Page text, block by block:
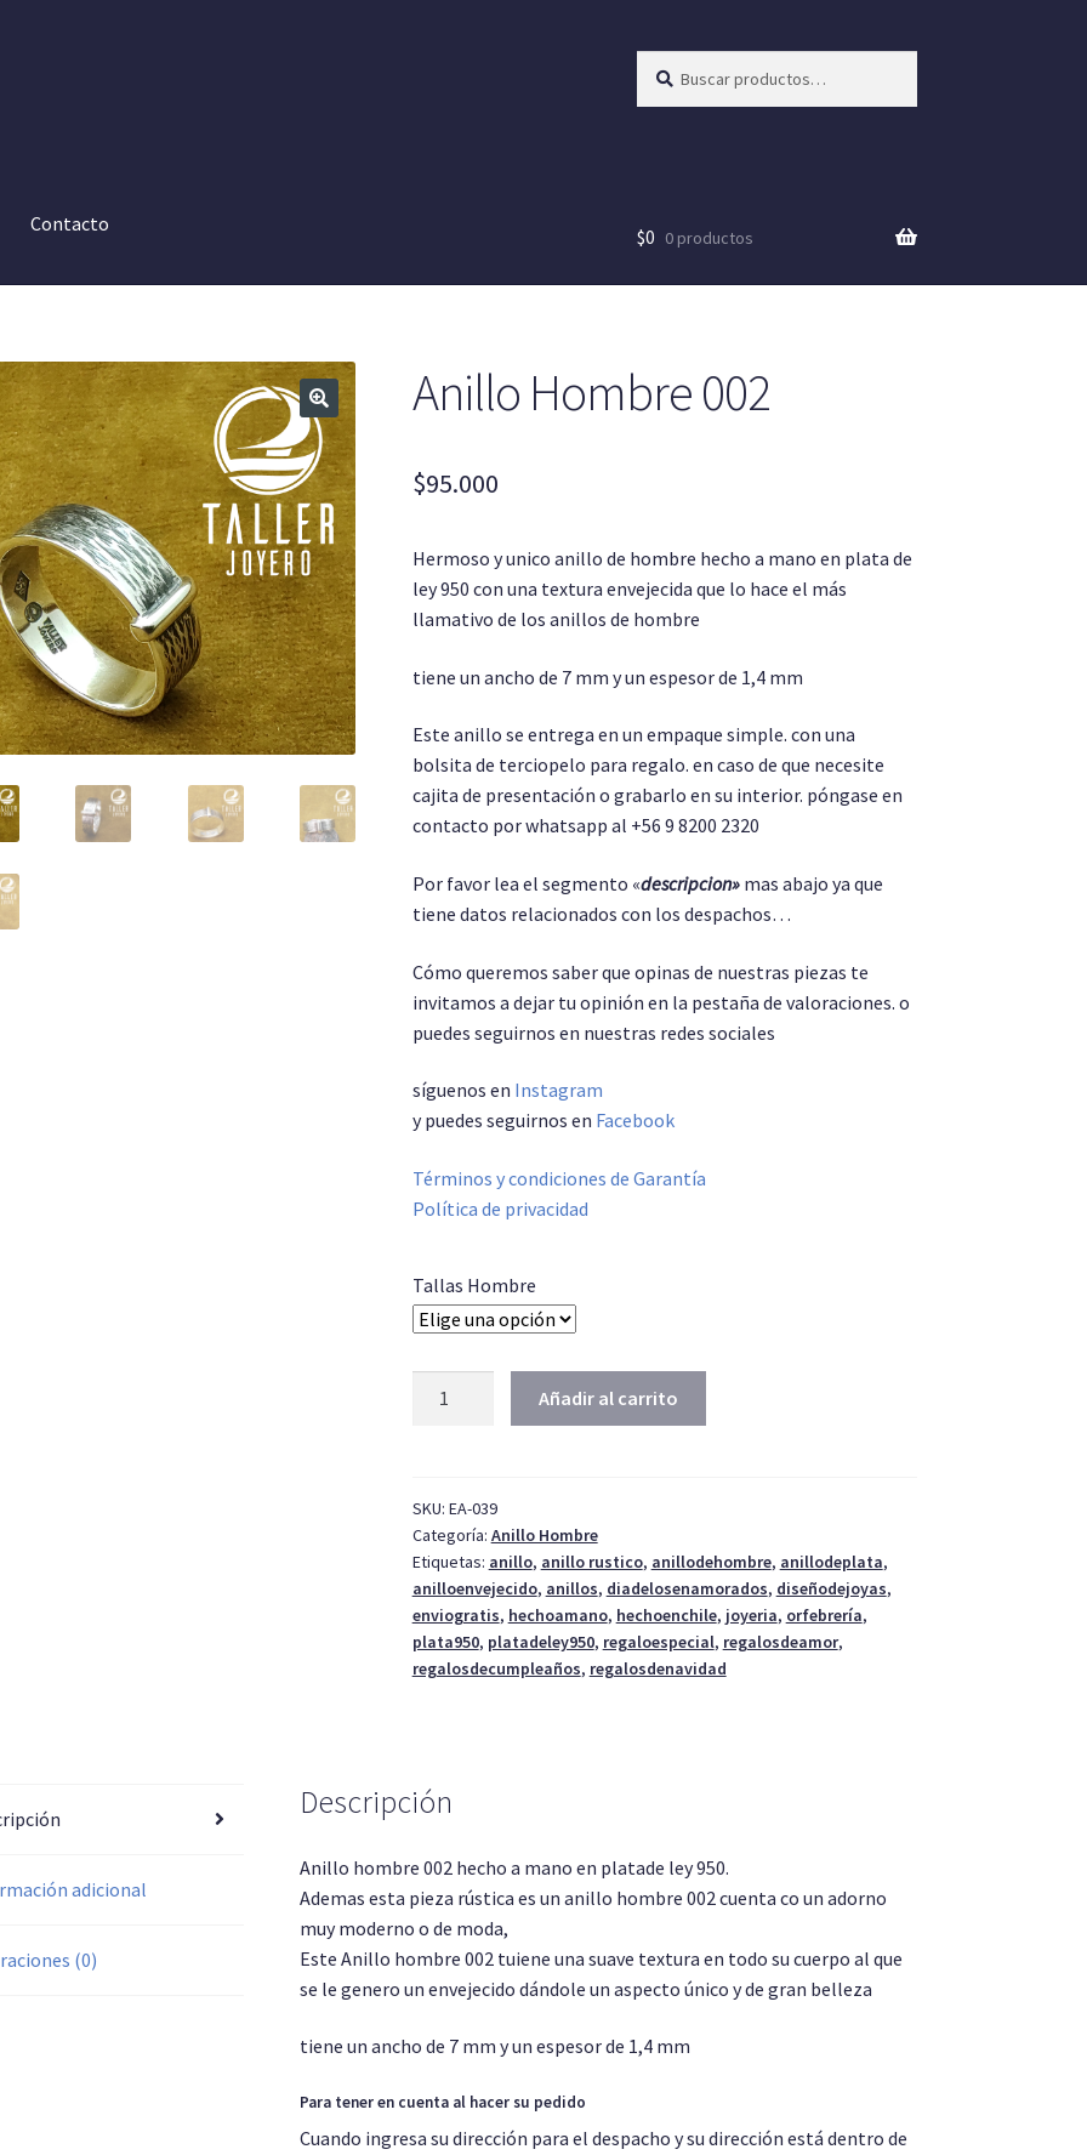
por:
Contacto
$0 0 productos
Anillo Hombre 002
$95.000
Hermoso y unico anillo de hombre hecho a mano en plata de
ley 950 con una textura envejecida que lo hace el más
llamativo de los anillos de hombre
tiene un ancho de 7 mm y un espesor de 1,4 mm
Este anillo se entrega en un empaque simple. con una
bolsita de terciopelo para regalo. en caso de que necesite
cajita de presentación o grabarlo en su interior. póngase en
contacto por whatsapp al +56 9 8200 2320
Por favor lea el segmento «descripcion»mas abajo ya que
tiene datos relacionados con los despachos…
Cómo queremos saber que opinas de nuestras piezas te
invitamos a dejar tu opinión en la pestaña de valoraciones. o
puedes seguirnos en nuestras redes sociales
síguenos en Instagram
y puedes seguirnos en Facebook
Términos y condiciones de Garantía
Política de privacidad
Tallas Hombre
Añadir al carrito
SKU: EA-039
Categoría: Anillo Hombre
Etiquetas: anillo, anillo rustico, anillodehombre, anillodeplata,
anilloenvejecido, anillos, diadelosenamorados, diseñodejoyas,
enviogratis, hechoamano, hechoenchile, joyeria, orfebrería,
plata950, platadeley950, regaloespecial, regalosdeamor,
regalosdecumpleaños, regalosdenavidad
adicional
(0)
Descripción
Anillo hombre 002 hecho a mano en platade ley 950.
Ademas esta pieza rústica es un anillo hombre 002 cuenta co un adorno
muy moderno o de moda,
Este Anillo hombre 002 tuiene una suave textura en todo su cuerpo al que
se le genero un envejecido dándole un aspecto único y de gran belleza
tiene un ancho de 7 mm y un espesor de 1,4 mm
Para tener en cuenta al hacer su pedido
Cuando ingresa su dirección para el despacho y su dirección está dentro de